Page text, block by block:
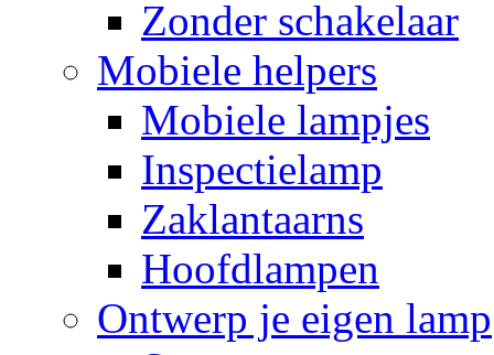
Zonder schakelaar
Mobiele helpers
Mobiele lampjes
Inspectielamp
Zaklantaarns
Hoofdlampen
Ontwerp je eigen lamp